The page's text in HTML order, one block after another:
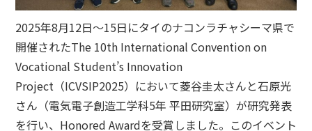
2025年8月12日〜15日にタイのナコンラチャシーマ県で
開催されたThe 10th International Convention on
Vocational Student’s Innovation
Project（ICVSIP2025）において菱谷圭太さんと石原光
さん（電気電子創造工学科5年 平田研究室）が研究発表
を行い、Honored Awardを受賞しました。このイベント